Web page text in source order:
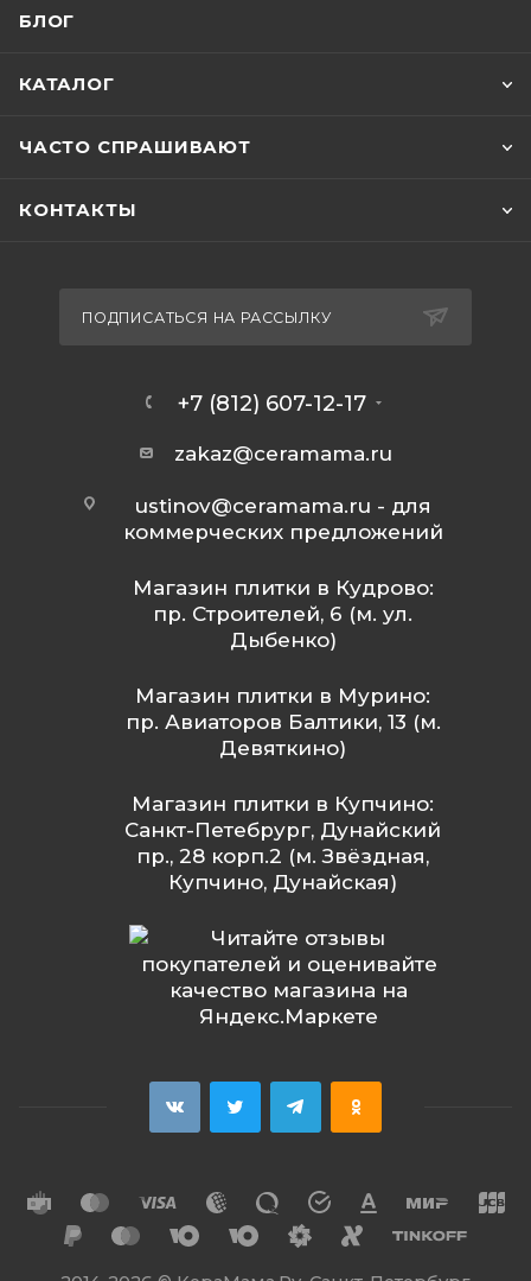
БЛОГ
КАТАЛОГ
ЧАСТО СПРАШИВАЮТ
КОНТАКТЫ
ПОДПИСАТЬСЯ НА РАССЫЛКУ
+7 (812) 607-12-17
zakaz@ceramama.ru
ustinov@ceramama.ru - для
коммерческих предложений
Магазин плитки в Кудрово:
пр. Строителей, 6 (м. ул.
Дыбенко)
Магазин плитки в Мурино:
пр. Авиаторов Балтики, 13 (м.
Девяткино)
Магазин плитки в Купчино:
Санкт-Петебрург, Дунайский
пр., 28 корп.2 (м. Звёздная,
Купчино, Дунайская)